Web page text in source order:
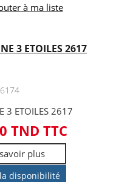
à ma liste
3 ETOILES 2617
3 ETOILES 2617
TND TTC
plus
disponibilité